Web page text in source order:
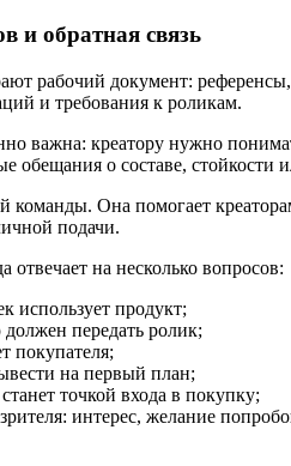
и обратная связь
рабочий документ:
и требования к роликам.
важна: креатору нужно
обещания о составе, стойкости
команды. Она помогает
подачи.
на несколько вопросов:
использует продукт;
передать ролик;
покупателя;
на первый план;
точкой входа в покупку;
интерес, желание